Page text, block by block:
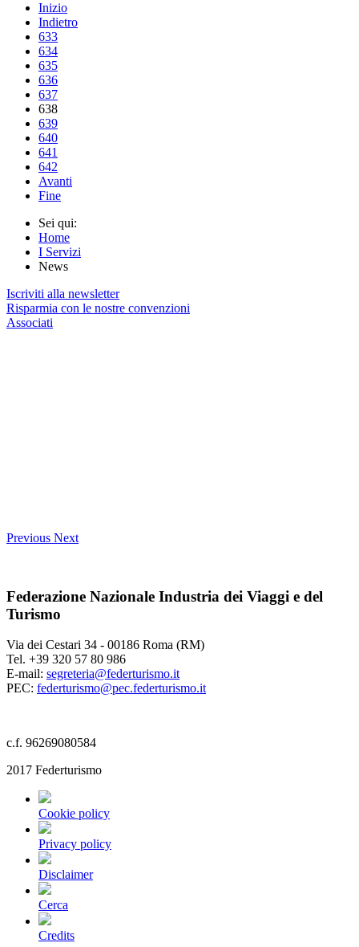
Inizio
Indietro
633
634
635
636
637
638
639
640
641
642
Avanti
Fine
Sei qui:
Home
I Servizi
News
Iscriviti alla newsletter
Risparmia con le nostre convenzioni
Associati
Previous Next
Federazione Nazionale Industria dei Viaggi e del
Turismo
Via dei Cestari 34 - 00186 Roma (RM)
Tel. +39 320 57 80 986
E-mail: segreteria@federturismo.it
PEC: federturismo@pec.federturismo.it
c.f. 96269080584
2017 Federturismo
Cookie policy
Privacy policy
Disclaimer
Cerca
Credits